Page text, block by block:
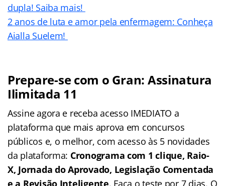
dupla! Saiba mais!
2 anos de luta e amor pela enfermagem: Conheça
Aialla Suelem!
Prepare-se com o Gran: Assinatura
Ilimitada 11
Assine agora e receba acesso IMEDIATO a
plataforma que mais aprova em concursos
públicos e, o melhor, com acesso às 5 novidades
da plataforma: Cronograma com 1 clique, Raio-
X, Jornada do Aprovado, Legislação Comentada
e a Revisão Inteligente. Faça o teste por 7 dias. O